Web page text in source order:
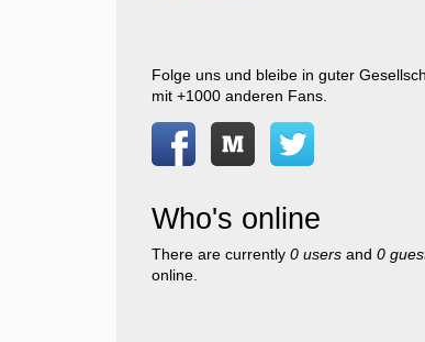
Folge uns und bleibe in guter
mit +1000 anderen Fans.
Who's online
There are currently 0 usersand 0
online.